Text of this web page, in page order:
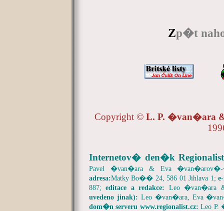
Zp�t
Copyright © L. P. �van�ara
Internetov� den�k
Pavel �van�ara & Eva
adresa:Matky Bo�� 24, 586 01 Jihlava 1;
887;editace a redakce: Leo �van�ara
uvedeno jinak): Leo �van�ara, Eva
dom�n serveru www.regionalist.cz: Leo P.